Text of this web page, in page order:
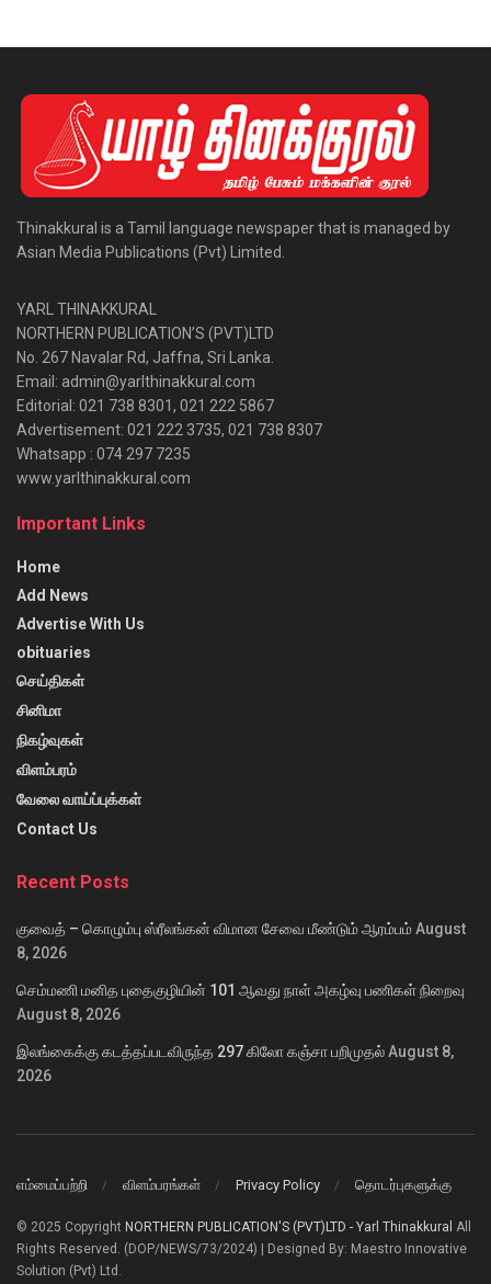
Thinakkural is a Tamil language newspaper that is managed by
Asian Media Publications (Pvt) Limited.
YARL THINAKKURAL
NORTHERN PUBLICATION’S (PVT)LTD
No. 267 Navalar Rd, Jaffna, Sri Lanka.
Email: admin@yarlthinakkural.com
Editorial: 021 738 8301, 021 222 5867
Advertisement: 021 222 3735, 021 738 8307
Whatsapp : 074 297 7235
www.yarlthinakkural.com
Important Links
Home
Add News
Advertise With Us
obituaries
செய்திகள்
சினிமா
நிகழ்வுகள்
விளம்பரம்
வேலை வாய்ப்புக்கள்
Contact Us
Recent Posts
குவைத் – கொழும்பு ஸ்ரீலங்கன் விமான சேவை மீண்டும் ஆரம்பம்August
8, 2026
செம்மணி மனித புதைகுழியின் 101 ஆவது நாள் அகழ்வு பணிகள் நிறைவு
August 8, 2026
இலங்கைக்கு கடத்தப்படவிருந்த 297 கிலோ கஞ்சா பறிமுதல்August 8,
2026
எம்மைப்பற்றி விளம்பரங்கள் Privacy Policy தொடர்புகளுக்கு
© 2025 Copyright NORTHERN PUBLICATION'S (PVT)LTD - Yarl Thinakkural All
Rights Reserved. (DOP/NEWS/73/2024) | Designed By: Maestro Innovative
Solution (Pvt) Ltd.